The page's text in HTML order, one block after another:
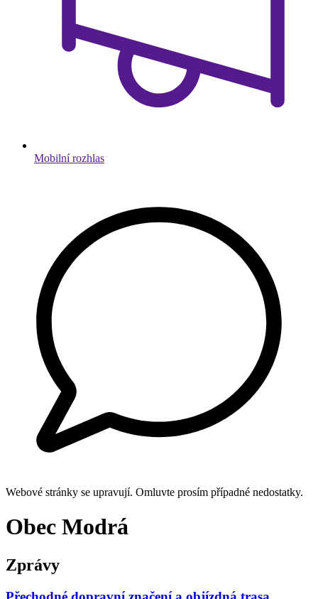
Mobilní rozhlas
Webové stránky se upravují. Omluvte prosím případné nedostatky.
Obec Modrá
Zprávy